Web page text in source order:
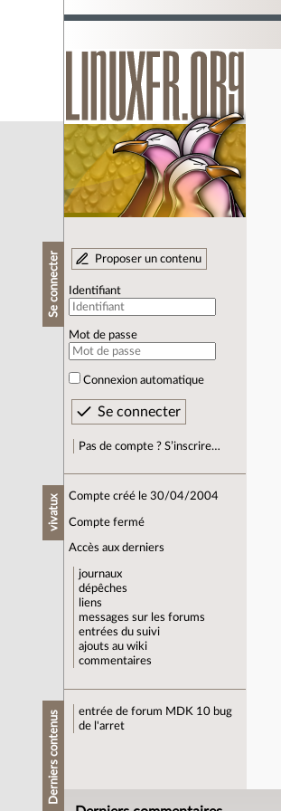
Se connecter Proposer un contenu
Identifiant
Mot de passe
Connexion automatique
Pas de compte ? S’inscrire…
vivatux Compte créé le 30/04/2004
Compte fermé
Accès aux derniers
journaux
dépêches
liens
messages sur les forums
entrées du suivi
ajouts au wiki
commentaires
Derniers contenus entrée de forum MDK 10 bug
de l'arret